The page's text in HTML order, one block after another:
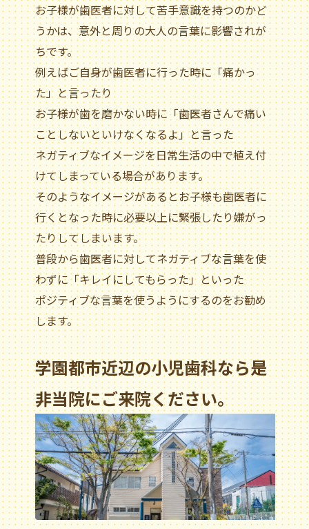
お子様が歯医者に対して苦手意識を持つのかど
うかは、意外と周りの大人の言葉に影響されが
ちです。
例えばご自身が歯医者に行った時に「痛かっ
た」と言ったり
お子様が歯を磨かない時に「歯医者さんで痛い
ことしないといけなくなるよ」と言った
ネガティブなイメージを日常生活の中で植え付
けてしまっている場合があります。
そのようなイメージがあるとお子様も歯医者に
行くとなった時に必要以上に緊張したり嫌がっ
たりしてしまいます。
普段から歯医者に対してネガティブな言葉を使
わずに「キレイにしてもらった」といった
ポジティブな言葉を使うようにするのをお勧め
します。
学園都市近辺の小児歯科なら是
非当院にご来院ください。